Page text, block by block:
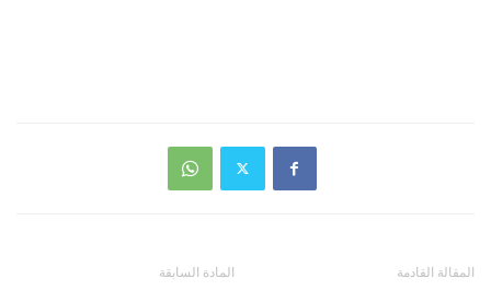
المادة السابقة المقالة القادمة